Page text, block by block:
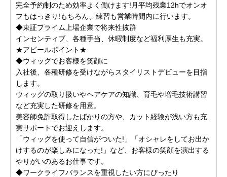
完全予約制のため効率よく働けます!月平均残業12hでオンオ
フもはっきり!もちろん、練習も営業時間内に行います。
◆東証プライム上場企業で将来性抜群
インセンティブ、各種手当、休暇制度など福利厚生も充実。
★アピールポイント★
◆ウィッグでお客様を笑顔に
入社後、各種研修を受けながらスタイリストデビューを目指
します。
ウィッグの取り扱いやヘアケアの知識、育毛や増毛技術講習
など充実した研修を用意。
美容師免許取得したばかりの方や、カット経験が浅い方も充
実サポートでお迎えします。
「ウィッグを使って自信がついた!」「オシャレをしてお出か
けするのが楽しみになった!」など、お客様の笑顔を演出する
やりがいのあるお仕事です。
◆ワークライフバランスを重視したい方にぴったり